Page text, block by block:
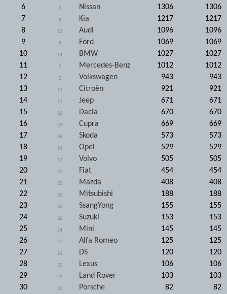
6
3 Nissan 1306
1306
7
5 Kia 1217
1217
8
13 Audi 1096
1096
9
9 Ford 1069
1069
10
14 BMW 1027
1027
11
7 Mercedes-Benz 1012
1012
12
2 Volkswagen 943
943
13
11 Citroën 921
921
14
17 Jeep 671
671
15
16 Dacia 670
670
16
29 Cupra 669
669
17
18 Skoda 573
573
18
19 Opel 529
529
19
12 Volvo 505
505
20
22 Fiat 454
454
21
15 Mazda 408
408
22
25 Mitsubishi 188
188
23
32 SsangYong 155
155
24
26 Suzuki 153
153
25
24 Mini 145
145
26
27 Alfa Romeo 125
125
27
21 DS 120
120
28
20 Lexus 106
106
29
23 Land Rover 103
103
30
31 Porsche 82
82